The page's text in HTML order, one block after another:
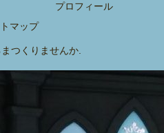
プロフィール
マップ
つくりませんか.